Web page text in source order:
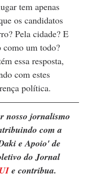
tem apenas
os candidatos
Pela cidade? E
como um todo?
essa resposta,
com estes
política.
nosso jornalismo
com a
e Apoio' de
do Jornal
e contribua.